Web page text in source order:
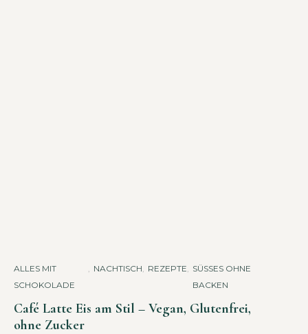
ALLES MIT
SCHOKOLADE
NACHTISCH REZEPTE
SÜSSES OHNE B
ACKEN
Café Latte Eis am Stil – Vegan, Glutenfrei,
ohne Zucker